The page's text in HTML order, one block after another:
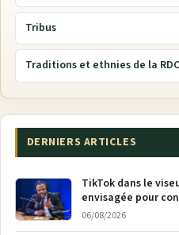
Tribus
Traditions et ethnies de la RDC
DERNIERS ARTICLES
TikTok dans le
envisagée pour
M23
06/08/2026